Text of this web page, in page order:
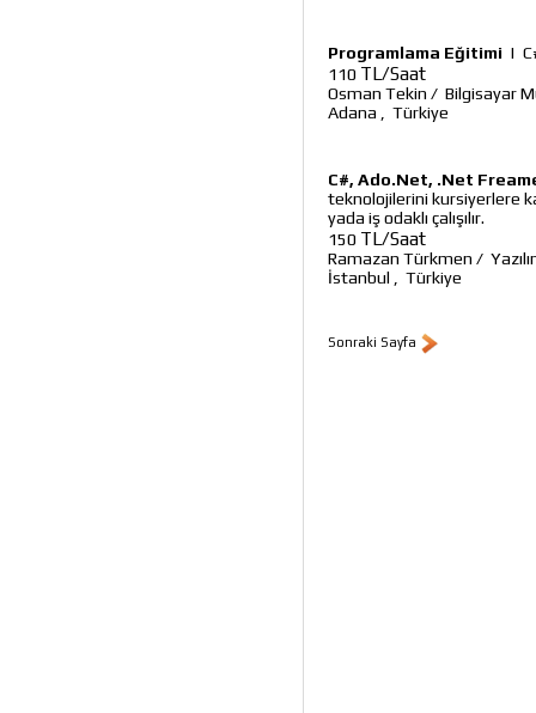
Programlama Eğitimi |
110 TL/Saat
Osman Tekin / Bilgisayar
Adana
Türkiye
C#, Ado.Net, .Net
teknolojilerini kursiyerlere
yada iş odaklı çalışılır.
150 TL/Saat
Ramazan Türkmen /
İstanbul
Türkiye
Sonraki Sayfa